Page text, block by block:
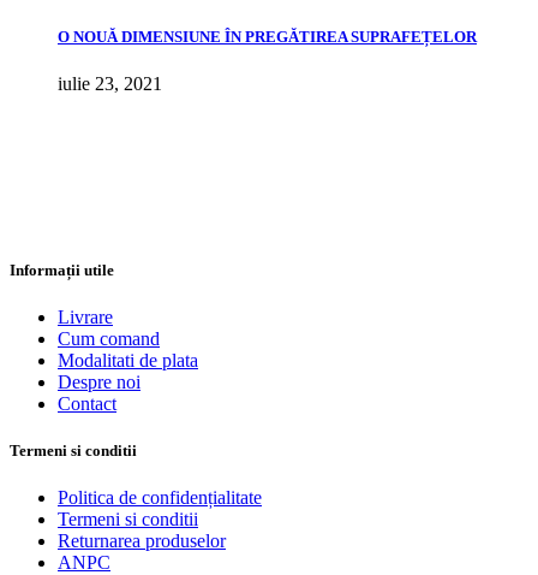
О NOUĂ DIMENSIUNE ÎN PREGĂTIREA SUPRAFEȚELOR
iulie 23, 2021
Informații utile
Livrare
Cum comand
Modalitati de plata
Despre noi
Contact
Termeni si conditii
Politica de confidențialitate
Termeni si conditii
Returnarea produselor
ANPC